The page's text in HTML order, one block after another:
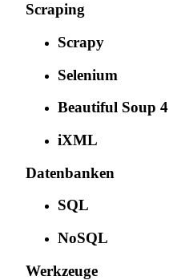
Scraping
Scrapy
Selenium
Beautiful Soup 4
iXML
Datenbanken
SQL
NoSQL
Werkzeuge